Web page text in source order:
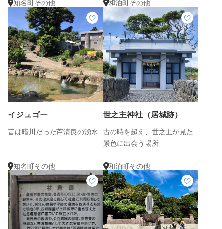
知名町その他 和泊町その他
イジュゴー
昔は暗川だった芦清良の湧水
知名町その他
世之主神社（居城跡）
古の時を超え、世之主が見た
景色に出会う場所
和泊町その他